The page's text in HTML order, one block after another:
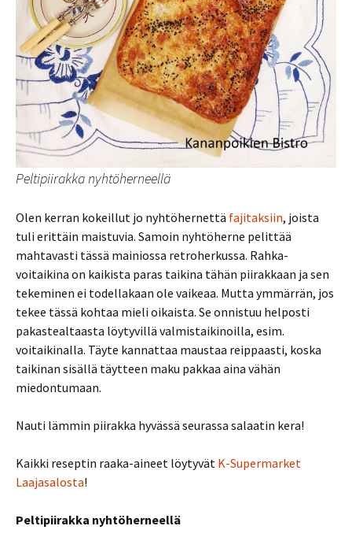
Peltipiirakka nyhtöherneellä
Olen kerran kokeillut jo nyhtöhernettä fajitaksiin, joista
tuli erittäin maistuvia. Samoin nyhtöherne pelittää
mahtavasti tässä mainiossa retroherkussa. Rahka-
voitaikina on kaikista paras taikina tähän piirakkaan ja sen
tekeminen ei todellakaan ole vaikeaa. Mutta ymmärrän, jos
tekee tässä kohtaa mieli oikaista. Se onnistuu helposti
pakastealtaasta löytyvillä valmistaikinoilla, esim.
voitaikinalla. Täyte kannattaa maustaa reippaasti, koska
taikinan sisällä täytteen maku pakkaa aina vähän
miedontumaan.
Nauti lämmin piirakka hyvässä seurassa salaatin kera!
Kaikki reseptin raaka-aineet löytyvät K-Supermarket
Laajasalosta!
Peltipiirakka nyhtöherneellä